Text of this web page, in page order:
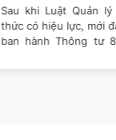
lưu ý những gì?
Sau khi Luật Quản
thức có hiệu lực, mới
ban hành Thông tư